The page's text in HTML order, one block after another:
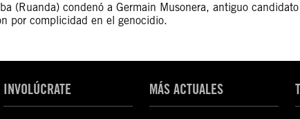
(Ruanda) condenó a Germain Musonera, antiguo candidato
por complicidad en el genocidio.
INVOLÚCRATE MÁS ACTUALES